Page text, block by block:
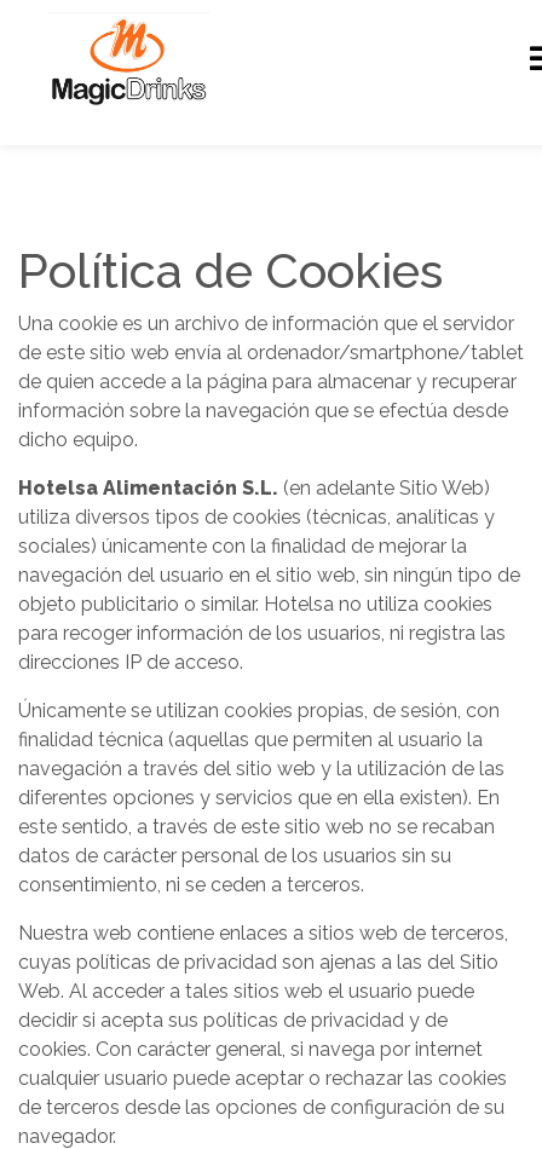
Política de Cookies
Una cookie es un archivo de información que el servidor
de este sitio web envía al ordenador/smartphone/tablet
de quien accede a la página para almacenar y recuperar
información sobre la navegación que se efectúa desde
dicho equipo.
Hotelsa Alimentación S.L. (en adelante Sitio Web)
utiliza diversos tipos de cookies (técnicas, analíticas y
sociales) únicamente con la finalidad de mejorar la
navegación del usuario en el sitio web, sin ningún tipo de
objeto publicitario o similar. Hotelsa no utiliza cookies
para recoger información de los usuarios, ni registra las
direcciones IP de acceso.
Únicamente se utilizan cookies propias, de sesión, con
finalidad técnica (aquellas que permiten al usuario la
navegación a través del sitio web y la utilización de las
diferentes opciones y servicios que en ella existen). En
este sentido, a través de este sitio web no se recaban
datos de carácter personal de los usuarios sin su
consentimiento, ni se ceden a terceros.
Nuestra web contiene enlaces a sitios web de terceros,
cuyas políticas de privacidad son ajenas a las del Sitio
Web. Al acceder a tales sitios web el usuario puede
decidir si acepta sus políticas de privacidad y de
cookies. Con carácter general, si navega por internet
cualquier usuario puede aceptar o rechazar las cookies
de terceros desde las opciones de configuración de su
navegador.